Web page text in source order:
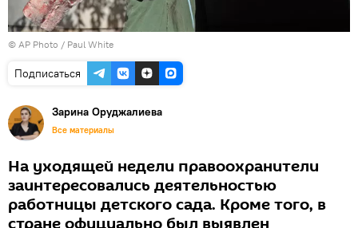
© AP Photo / Paul White
Подписаться
Зарина Оруджалиева
Все материалы
На уходящей недели правоохранители
заинтересовались деятельностью
работницы детского сада. Кроме того, в